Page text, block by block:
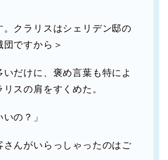
。クラリスはシェリデン邸の
ですから＞
いだけに、褒め言葉も特によ
リスの肩をすくめた。
いの？」
さんがいらっしゃったのはご